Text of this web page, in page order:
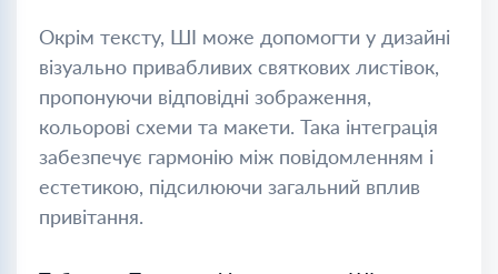
Окрім тексту, ШІ може допомогти у дизайні
візуально привабливих святкових листівок,
пропонуючи відповідні зображення,
кольорові схеми та макети. Така інтеграція
забезпечує гармонію між повідомленням і
естетикою, підсилюючи загальний вплив
привітання.